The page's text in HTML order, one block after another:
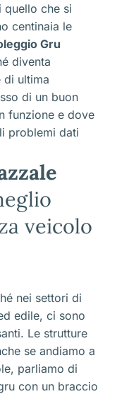
che si
centinaia le
Gru
diventa
di ultima
di un buon
funzione e dove
problemi dati
veicolo
nei settori di
edile, ci sono
Le strutture
se andiamo a
parliamo di
con un braccio